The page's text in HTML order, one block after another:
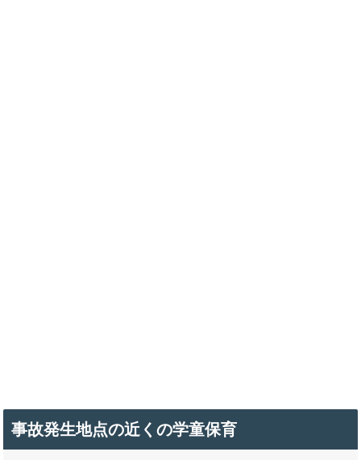
事故発生地点の近くの学童保育